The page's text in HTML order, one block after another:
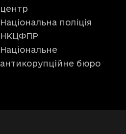
центр
Національна поліція
НКЦФПР
Національне
антикорупційне бюро